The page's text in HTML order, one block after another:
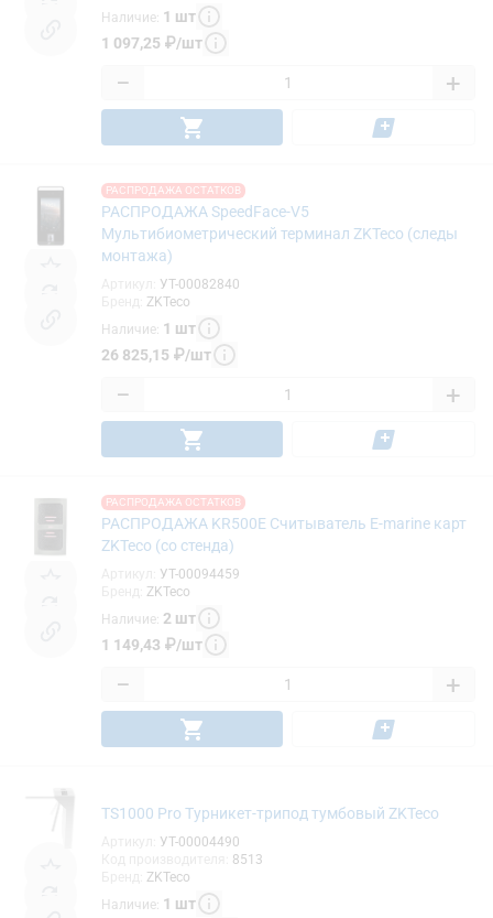
Наличие: 1 шт
1 097,25 ₽/шт
− +
РАСПРОДАЖА ОСТАТКОВ
РАСПРОДАЖА SpeedFace-V5
Мультибиометрический терминал ZKTeco (следы
монтажа)
УТ-00082840
ZKTeco
Наличие: 1 шт
26 825,15 ₽/шт
− +
РАСПРОДАЖА ОСТАТКОВ
РАСПРОДАЖА KR500E Считыватель E-marine карт
ZKTeco (со стенда)
УТ-00094459
ZKTeco
Наличие: 2 шт
1 149,43 ₽/шт
− +
TS1000 Pro Турникет-трипод тумбовый ZKTeco
УТ-00004490
8513
ZKTeco
Наличие: 1 шт